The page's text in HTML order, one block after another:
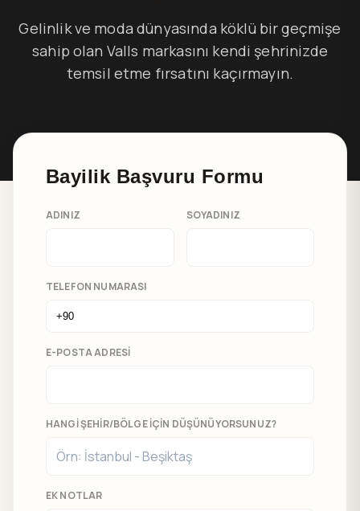
Gelinlik ve moda dünyasında köklü bir geçmişe
sahip olan Valls markasını kendi şehrinizde
temsil etme fırsatını kaçırmayın.
Bayilik Başvuru Formu
ADINIZ SOYADINIZ
TELEFON NUMARASI
E-POSTA ADRESI
HANGI ŞEHIR/BÖLGE İÇIN DÜŞÜNÜYORSUNUZ?
EK NOTLAR